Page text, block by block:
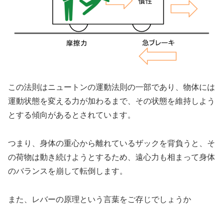
この法則はニュートンの運動法則の一部であり、物体には
運動状態を変える力が加わるまで、その状態を維持しよう
とする傾向があるとされています。
つまり、身体の重心から離れているザックを背負うと、そ
の荷物は動き続けようとするため、遠心力も相まって身体
のバランスを崩して転倒します。
また、レバーの原理という言葉をご存じでしょうか